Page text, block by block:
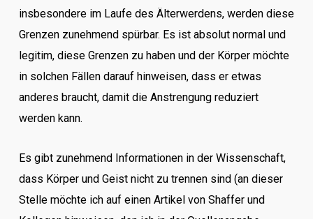
insbesondere im Laufe des Älterwerdens, werden diese
Grenzen zunehmend spürbar. Es ist absolut normal und
legitim, diese Grenzen zu haben und der Körper möchte
in solchen Fällen darauf hinweisen, dass er etwas
anderes braucht, damit die Anstrengung reduziert
werden kann.
Es gibt zunehmend Informationen in der Wissenschaft,
dass Körper und Geist nicht zu trennen sind (an dieser
Stelle möchte ich auf einen Artikel von Shaffer und